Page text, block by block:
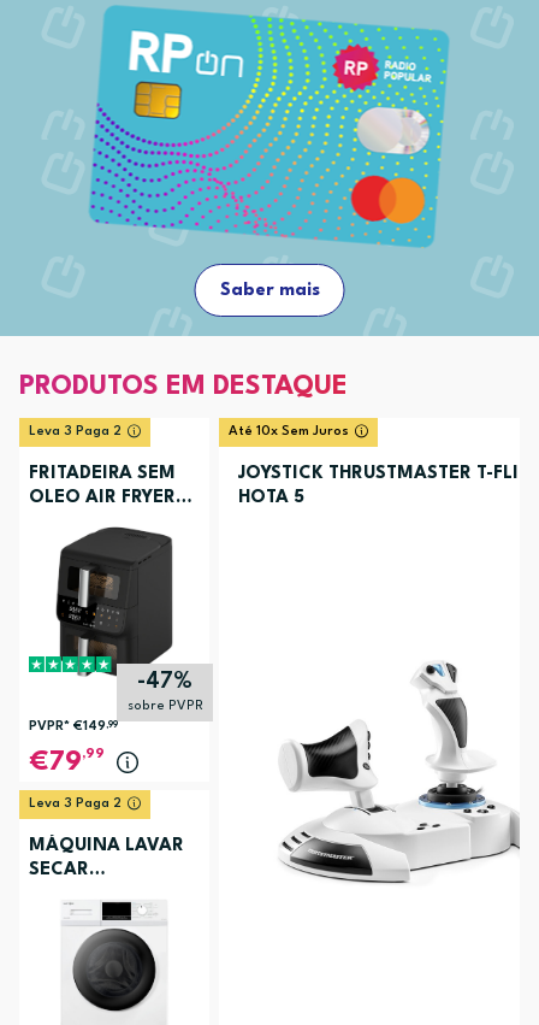
Saber mais
PRODUTOS EM DESTAQUE
Leva 3 Paga 2
FRITADEIRA SEM
OLEO AIR FRYER
ELECTRONIA
TOWERCHEF
-47%
sobre PVPR
PVPR* €149,99
79,99
Leva 3 Paga 2
MÁQUINA LAVAR
SECAR
EC3107BR
Até 10x Sem Juros
JOYSTICK THRUSTMASTER T-
HOTA 5